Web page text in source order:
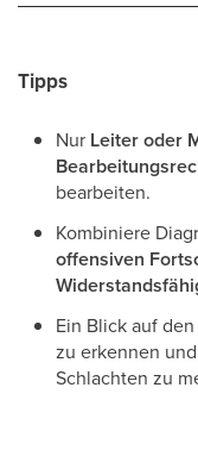
Tipps
Nur Leiter oder
bearbeiten.
Kombiniere
offensiven
Ein Blick auf den
zu erkennen
Schlachten zu